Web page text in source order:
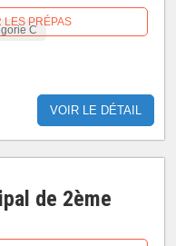
C
VOIR LE DÉTAIL
LES PRÉPAS
de 2ème